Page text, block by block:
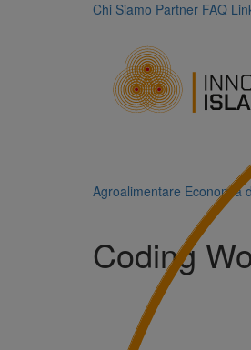
Chi Siamo Partner FAQ
Agroalimentare Economia
Coding